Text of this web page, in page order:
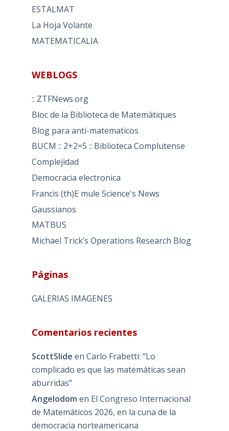
ESTALMAT
La Hoja Volante
MATEMATICALIA
WEBLOGS
:: ZTFNews.org
Bloc de la Biblioteca de Matemàtiques
Blog para anti-matematicos
BUCM :: 2+2=5 :: Biblioteca Complutense
Complejidad
Democracia electronica
Francis (th)E mule Science's News
Gaussianos
MATBUS
Michael Trick’s Operations Research Blog
Páginas
GALERIAS IMAGENES
Comentarios recientes
ScottSlide en Carlo Frabetti: “Lo
complicado es que las matemáticas sean
aburridas”
Angelodom en El Congreso Internacional
de Matemáticos 2026, en la cuna de la
democracia norteamericana